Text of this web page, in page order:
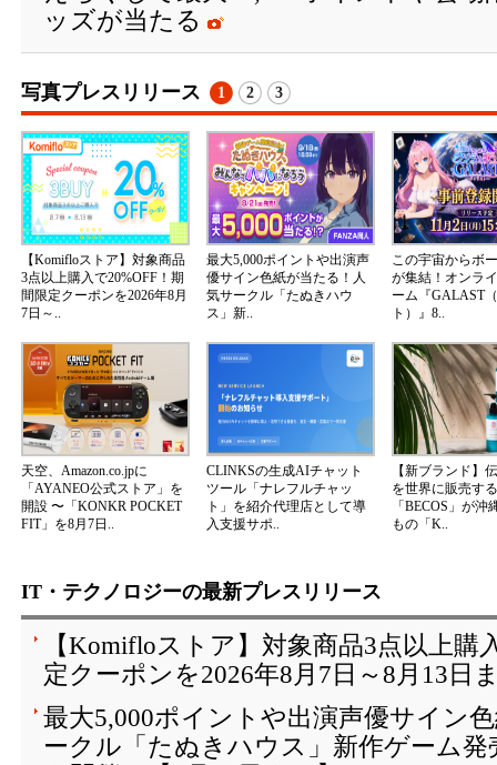
ッズが当たる
写真プレスリリース 1 2 3
【Komifloストア】対象商品
3点以上購入で20%OFF！期
間限定クーポンを2026年8月
7日～..
最大5,000ポイントや出演声
優サイン色紙が当たる！人
気サークル「たぬきハウ
ス」新..
この宇宙からボ
が集結！オンラ
ーム『GALAST
ト）』8..
天空、Amazon.co.jpに
「AYANEO公式ストア」を
開設 〜「KONKR POCKET
FIT」を8月7日..
CLINKSの生成AIチャット
ツール「ナレフルチャッ
ト」を紹介代理店として導
入支援サポ..
【新ブランド】
を世界に販売す
「BECOS」が沖
もの「K..
IT・テクノロジーの最新プレスリリース
【Komifloストア】対象商品3点以上購
定クーポンを2026年8月7日～8月13日
最大5,000ポイントや出演声優サイン
ークル「たぬきハウス」新作ゲーム